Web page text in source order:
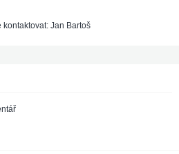
Jan Bartoš